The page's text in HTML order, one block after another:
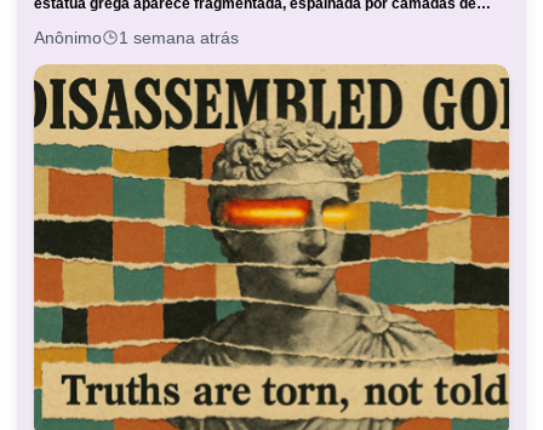
estátua grega aparece fragmentada, espalhada por camadas de
douradas e vermelhas nos olhos da estátua são particularmente
impressionantes, destacando-se contra o meio-tom preto e branco e
o fundo colorido bloqueado. O texto usa uma fonte retro serif em
negrito, imitando manchetes de jornal, com letras sobrepostas,
linhas de base irregulares e uma composição geral ligeiramente
áspera. A imagem é plana e texturizado, caótico mas equilibrado,
criando uma atmosfera surrealista retro-moderna." Título do pôster:
"Deus desintegrado" Subtítulo: "A verdade é dilacerada, não
contada" Fonte: Serif em negrito ou xilogravura, alinhamento
irregular, camadas de impressão sobrepostas, com textura áspera e
ruído de impressão visível. "Por favor, crie quatro pôsteres visuais
principais para mim com layouts diferentes e um design
sofisticado."
Anônimo 1 semana atrás